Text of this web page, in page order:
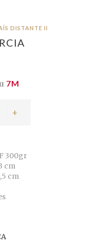
DISTANTE II
7M
+
300gr
cm
cm